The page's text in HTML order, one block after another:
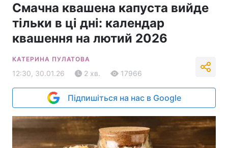
Смачна квашена капуста вийде
тільки в ці дні: календар
квашення на лютий 2026
КАТЕРИНА ПУЛАТОВА
12:30, 30.01.26 2 хв. 17966
Підпишіться на нас в Google